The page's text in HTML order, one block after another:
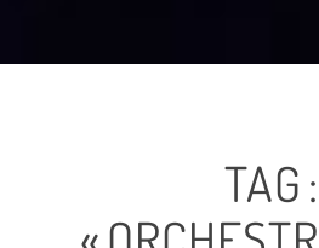
TAG :